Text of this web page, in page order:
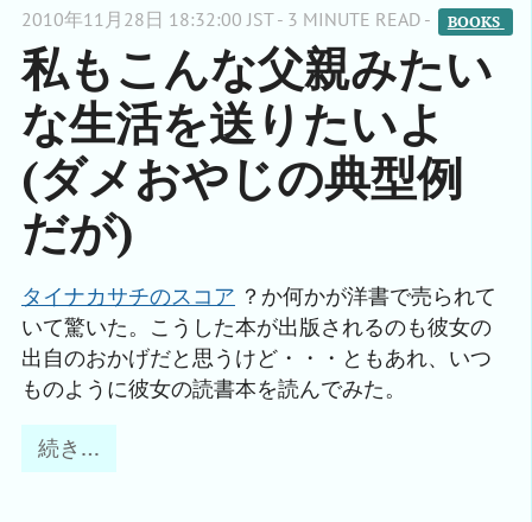
2010年11月28日 18:32:00 JST - 3 MINUTE READ - BOOKS
私もこんな父親みたい
な生活を送りたいよ
(ダメおやじの典型例
だが)
タイナカサチのスコア ？か何かが洋書で売られて
いて驚いた。こうした本が出版されるのも彼女の
出自のおかげだと思うけど・・・ともあれ、いつ
ものように彼女の読書本を読んでみた。
続き…